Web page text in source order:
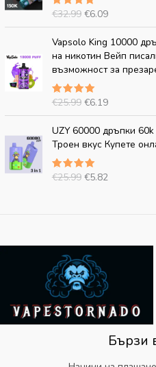
€
2
5
.
9
9
.
.
ц
е
н
а
:
2
5
.
9
9
.
:
€
4
.
6
Оценено
€32.99 и
н
а
л
н
а
ц
е
н
а
€
3
.
€6.09щ
а
ц
е
н
:
€
6
.
0
.
Vapsolo King 10000
на никотин Вейп
възможност за
Оценено
€25.99
О
р
и
г
и
н
а
л
н
а
ц
2
5
.
9
9
.
€6.19
Т
е
к
у
а
ц
е
н
:
UZY 60000 дръпки
Троен вкус Купете
Оценено
€25.99
О
р
и
г
и
а
ц
е
н
а
:
€5.82
е
к
щ
а
5
8
Бързи